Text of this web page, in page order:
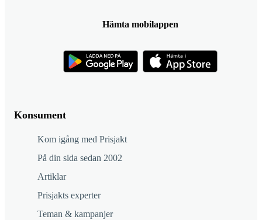
Konsument
Kom igång med Prisjakt
På din sida sedan 2002
Artiklar
Prisjakts experter
Teman & kampanjer
Hämta mobilappen